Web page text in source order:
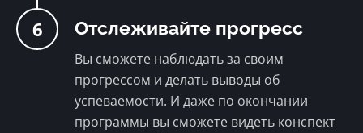
6 Отслеживайте прогресс
Вы сможете наблюдать за своим
прогрессом и делать выводы об
успеваемости. И даже по окончании
программы вы сможете видеть конспект